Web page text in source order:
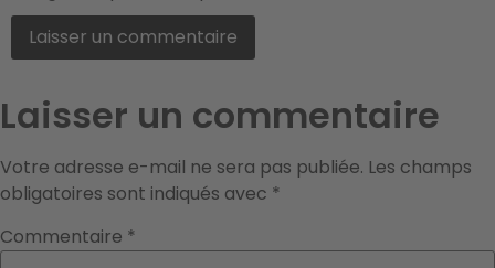
Laisser un commentaire
Votre adresse e-mail ne sera pas publiée. Les champs
obligatoires sont indiqués avec *
Commentaire *